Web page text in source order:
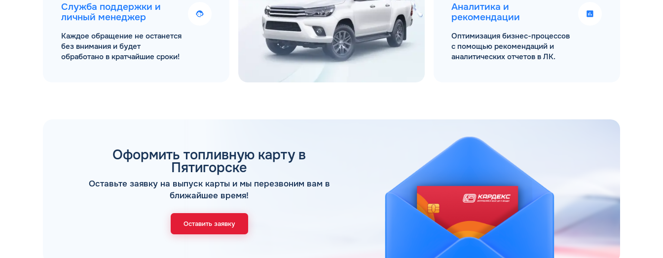
Служба поддержки и
личный менеджер
Каждое обращение не останется
без внимания и будет
обработано в кратчайшие сроки!
Аналитика и
рекомендации
Оптимизация бизнес-процессов
с помощью рекомендаций и
аналитических отчетов в ЛК.
Оформить топливную карту в
Пятигорске
Оставьте заявку на выпуск карты и мы перезвоним вам в
ближайшее время!
Оставить заявку
ТОПЛИВНЫЕ КАРТЫ ДЛЯ ЮР. ЛИЦ И ИП
ЗАКАЗАТЬ
ОБРАТНЫЙ ЗВОНОК
Имя*
Мы свяжемся с Вами в ближайшее время